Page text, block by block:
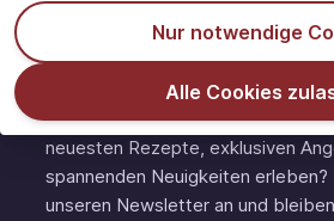
Kontaktiere uns
Melden Sie sich für unseren
Möchten Sie zu den Ersten
neuesten Rezepte, exklusiven
spannenden Neuigkeiten erleben?
unseren Newsletter an und
Nur notwendige
Alle Cookies